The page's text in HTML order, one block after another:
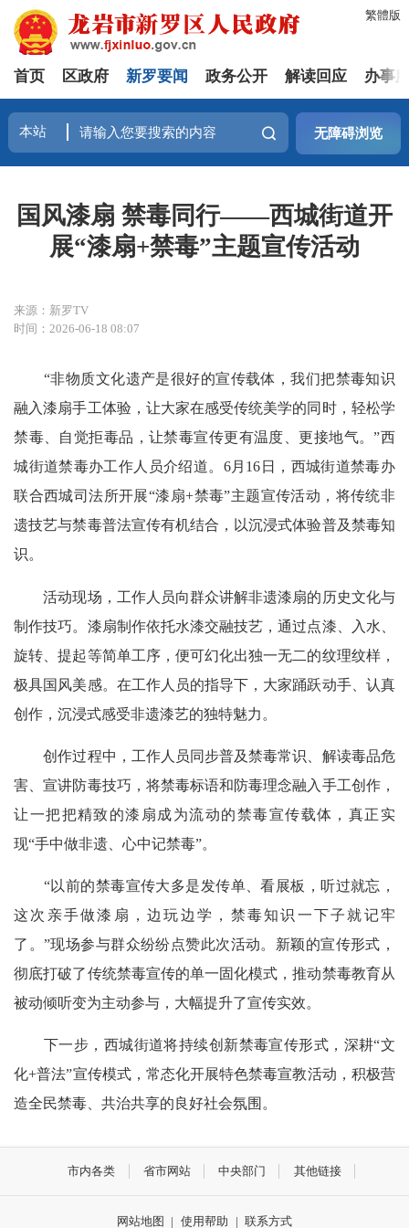
繁體版
首页 区政府 新罗要闻 政务公开 解读回应 办事
无障碍浏览
国风漆扇 禁毒同行——西城街道开
展“漆扇+禁毒”主题宣传活动
来源：新罗TV
时间：2026-06-18 08:07
“非物质文化遗产是很好的宣传载体，我们把禁毒知识
融入漆扇手工体验，让大家在感受传统美学的同时，轻松学
禁毒、自觉拒毒品，让禁毒宣传更有温度、更接地气。”西
城街道禁毒办工作人员介绍道。6月16日，西城街道禁毒办
联合西城司法所开展“漆扇+禁毒”主题宣传活动，将传统非
遗技艺与禁毒普法宣传有机结合，以沉浸式体验普及禁毒知
识。
活动现场，工作人员向群众讲解非遗漆扇的历史文化与
制作技巧。漆扇制作依托水漆交融技艺，通过点漆、入水、
旋转、提起等简单工序，便可幻化出独一无二的纹理纹样，
极具国风美感。在工作人员的指导下，大家踊跃动手、认真
创作，沉浸式感受非遗漆艺的独特魅力。
创作过程中，工作人员同步普及禁毒常识、解读毒品危
害、宣讲防毒技巧，将禁毒标语和防毒理念融入手工创作，
让一把把精致的漆扇成为流动的禁毒宣传载体，真正实
现“手中做非遗、心中记禁毒”。
“以前的禁毒宣传大多是发传单、看展板，听过就忘，
这次亲手做漆扇，边玩边学，禁毒知识一下子就记牢
了。”现场参与群众纷纷点赞此次活动。新颖的宣传形式，
彻底打破了传统禁毒宣传的单一固化模式，推动禁毒教育从
被动倾听变为主动参与，大幅提升了宣传实效。
下一步，西城街道将持续创新禁毒宣传形式，深耕“文
化+普法”宣传模式，常态化开展特色禁毒宣教活动，积极营
造全民禁毒、共治共享的良好社会氛围。
市内各类 省市网站 中央部门 其他链接
网站地图 | 使用帮助 | 联系方式